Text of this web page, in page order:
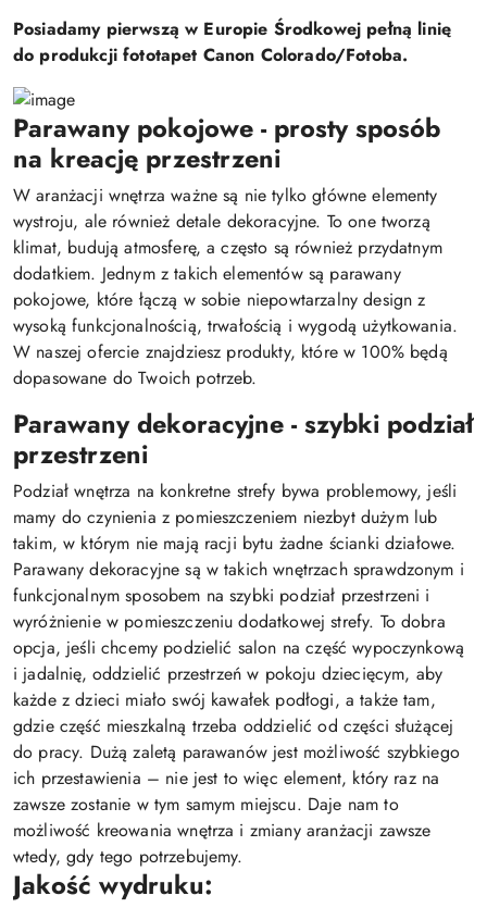
Posiadamy pierwszą w Europie Środkowej pełną linię
do produkcji fototapet Canon Colorado/Fotoba.
Parawany pokojowe - prosty sposób
na kreację przestrzeni
W aranżacji wnętrza ważne są nie tylko główne elementy
wystroju, ale również detale dekoracyjne. To one tworzą
klimat, budują atmosferę, a często są również przydatnym
dodatkiem. Jednym z takich elementów są parawany
pokojowe, które łączą w sobie niepowtarzalny design z
wysoką funkcjonalnością, trwałością i wygodą użytkowania.
W naszej ofercie znajdziesz produkty, które w 100% będą
dopasowane do Twoich potrzeb.
Parawany dekoracyjne - szybki podział
przestrzeni
Podział wnętrza na konkretne strefy bywa problemowy, jeśli
mamy do czynienia z pomieszczeniem niezbyt dużym lub
takim, w którym nie mają racji bytu żadne ścianki działowe.
Parawany dekoracyjne są w takich wnętrzach sprawdzonym i
funkcjonalnym sposobem na szybki podział przestrzeni i
wyróżnienie w pomieszczeniu dodatkowej strefy. To dobra
opcja, jeśli chcemy podzielić salon na część wypoczynkową
i jadalnię, oddzielić przestrzeń w pokoju dziecięcym, aby
każde z dzieci miało swój kawałek podłogi, a także tam,
gdzie część mieszkalną trzeba oddzielić od części służącej
do pracy. Dużą zaletą parawanów jest możliwość szybkiego
ich przestawienia – nie jest to więc element, który raz na
zawsze zostanie w tym samym miejscu. Daje nam to
możliwość kreowania wnętrza i zmiany aranżacji zawsze
wtedy, gdy tego potrzebujemy.
Jakość wydruku: